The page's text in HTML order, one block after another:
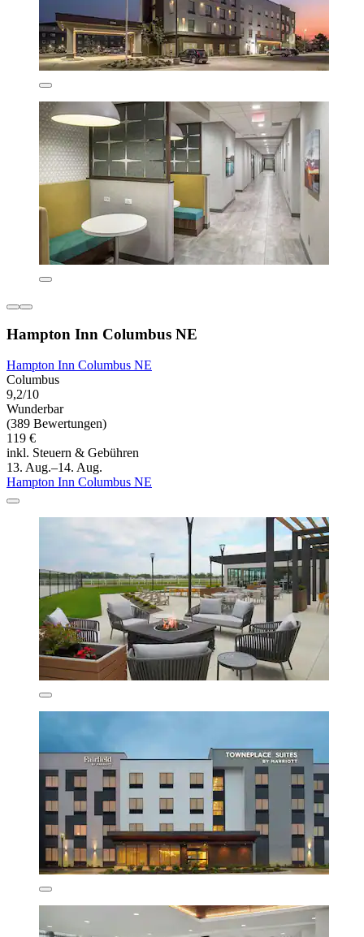
Hampton Inn Columbus NE
Hampton Inn Columbus NE
Columbus
9,2/10
Wunderbar
(389 Bewertungen)
119 €
inkl. Steuern & Gebühren
13. Aug.–14. Aug.
Hampton Inn Columbus NE